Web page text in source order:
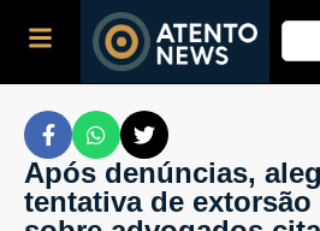
Após denúncias,
tentativa de extorsão